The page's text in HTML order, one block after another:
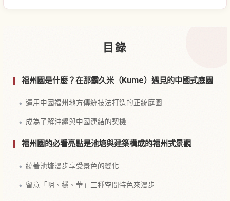
目錄
福州園是什麼？在那霸久米（Kume）遇見的中國式庭園
運用中國福州地方傳統技法打造的正統庭園
成為了解沖繩與中國連結的契機
福州園的必看亮點是池塘與建築構成的福州式景觀
繞著池塘漫步享受景色的變化
留意「明、穩、華」三種空間特色來漫步